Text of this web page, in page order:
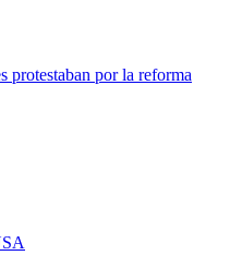
protestaban por la reforma